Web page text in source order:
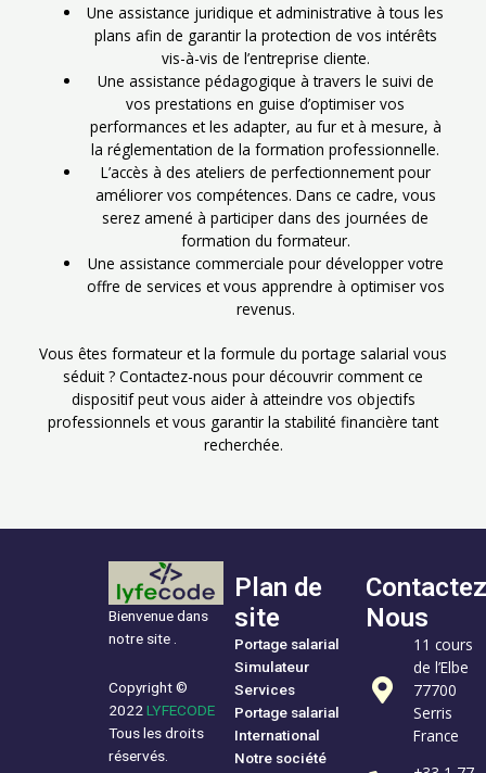
Une assistance juridique et administrative à tous les
plans afin de garantir la protection de vos intérêts
vis-à-vis de l’entreprise cliente.
Une assistance pédagogique à travers le suivi de
vos prestations en guise d’optimiser vos
performances et les adapter, au fur et à mesure, à
la réglementation de la formation professionnelle.
L’accès à des ateliers de perfectionnement pour
améliorer vos compétences. Dans ce cadre, vous
serez amené à participer dans des journées de
formation du formateur.
Une assistance commerciale pour développer votre
offre de services et vous apprendre à optimiser vos
revenus.
Vous êtes formateur et la formule du portage salarial vous
séduit ? Contactez-nous pour découvrir comment ce
dispositif peut vous aider à atteindre vos objectifs
professionnels et vous garantir la stabilité financière tant
recherchée.
Bienvenue dans
notre site .
Copyright ©
2022LYFECODE
Tous les droits
réservés.
Plan de
site
Portage salarial
Simulateur
Services
Portage salarial
International
Notre société
Contactez
Nous
11 cours
de l’Elbe
77700
Serris
France